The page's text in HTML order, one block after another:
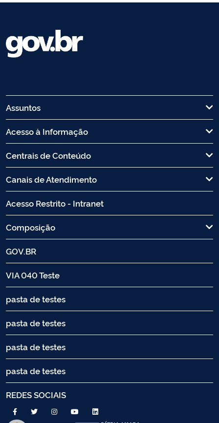
Assuntos
Acesso à Informação
Centrais de Conteúdo
Canais de Atendimento
Acesso Restrito - Intranet
Composição
GOV.BR
VIA 040 Teste
pasta de testes
pasta de testes
pasta de testes
pasta de testes
REDES SOCIAIS